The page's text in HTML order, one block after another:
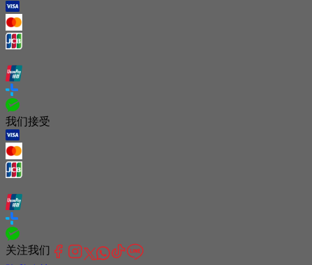
我们接受
关注我们